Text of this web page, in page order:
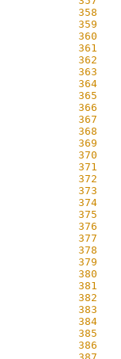
    358
    359
    360
    361
    362
    363
    364
    365
    366
    367
    368
    369
    370
    371
    372
    373
    374
    375
    376
    377
    378
    379
    380
    381
    382
    383
    384
    385
    386